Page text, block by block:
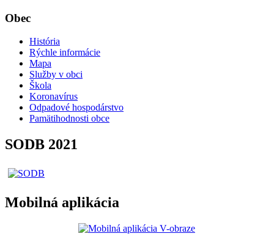
Obec
História
Rýchle informácie
Mapa
Služby v obci
Škola
Koronavírus
Odpadové hospodárstvo
Pamätihodnosti obce
SODB 2021
Mobilná aplikácia